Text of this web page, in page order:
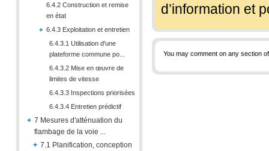
6.4.2 Construction et remise
en état
+ 6.4.3 Exploitation et entretien
6.4.3.1 Utilisation d'une
plateforme commune po...
6.4.3.2 Mise en œuvre de
limites de vitesse
6.4.3.3 Inspections priorisées
6.4.3.4 Entretien prédictif
+ 7 Mesures d'atténuation du
flambage de la voie ...
+ 7.1 Planification, conception
d’information et
You may comment on any section